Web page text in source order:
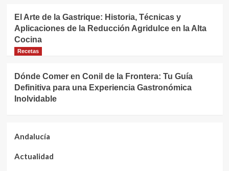
El Arte de la Gastrique: Historia, Técnicas y
Aplicaciones de la Reducción Agridulce en la Alta
Cocina
Recetas
Dónde Comer en Conil de la Frontera: Tu Guía
Definitiva para una Experiencia Gastronómica
Inolvidable
Andalucía
Actualidad